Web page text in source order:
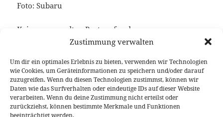
Zustimmung verwalten
Um dir ein optimales Erlebnis zu bieten, verwenden wir Technologien
wie Cookies, um Geräteinformationen zu speichern und/oder darauf
zuzugreifen. Wenn du diesen Technologien zustimmst, können wir
Daten wie das Surfverhalten oder eindeutige IDs auf dieser Website
verarbeiten. Wenn du deine Zustimmung nicht erteilst oder
zurückziehst, können bestimmte Merkmale und Funktionen
beeinträchtigt werden.
Foto: Subaru
Keine verwandten Posts gefunden.
Veröffentlicht
am
12. Februar 2019 Autor
Fabian Meßner Kategorien
News
Schlagwörter
Boxermotor,Hybrid
Beitragsnavigation
VORHERIGER